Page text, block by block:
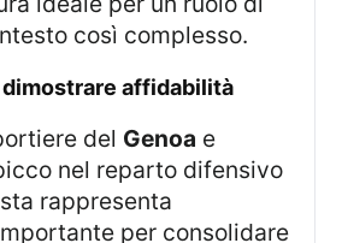
così complesso.
dimostrare affidabilità
del Genoa e
nel reparto difensivo
rappresenta
per consolidare